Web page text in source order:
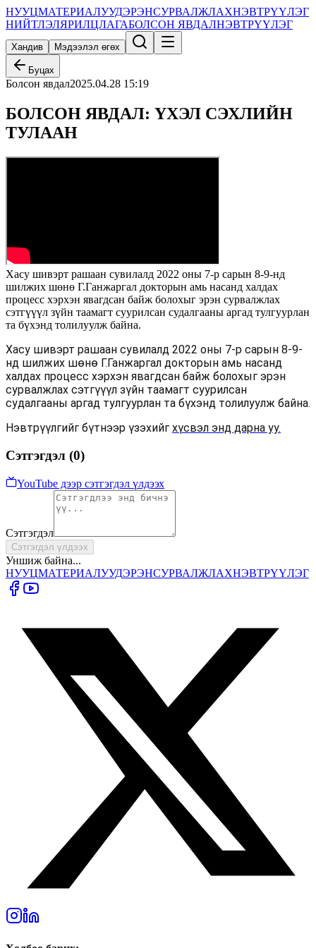
НУУЦМАТЕРИАЛУУДЭРЭНСУРВАЛЖЛАХНЭВТРҮҮЛЭГ
НИЙТЛЭЛЯРИЛЦЛАГАБОЛСОН ЯВДАЛНЭВТРҮҮЛЭГ
Хандив Мэдээлэл өгөх
Буцах
Болсон явдал2025.04.28 15:19
БОЛСОН ЯВДАЛ: ҮХЭЛ СЭХЛИЙН
ТУЛААН
Хасу шивэрт рашаан сувилалд 2022 оны 7-р сарын 8-9-нд
шилжих шөнө Г.Ганжаргал докторын амь насанд халдах
процесс хэрхэн явагдсан байж болохыг эрэн сурвалжлах
сэтгүүүл зүйн таамагт суурилсан судалгааны аргад тулгуурлан
та бүхэнд толилуулж байна.
Хасу шивэрт рашаан сувилалд 2022 оны 7-р сарын 8-9-
нд шилжих шөнө Г.Ганжаргал докторын амь насанд
халдах процесс хэрхэн явагдсан байж болохыг эрэн
сурвалжлах сэтгүүүл зүйн таамагт суурилсан
судалгааны аргад тулгуурлан та бүхэнд толилуулж байна.
Нэвтрүүлгийг бүтнээр үзэхийг хүсвэл энд дарна уу.
Сэтгэгдэл (0)
YouTube дээр сэтгэгдэл үлдээх
Сэтгэгдэл
Сэтгэгдэл үлдээх
Уншиж байна...
НУУЦМАТЕРИАЛУУДЭРЭНСУРВАЛЖЛАХНЭВТРҮҮЛЭГ